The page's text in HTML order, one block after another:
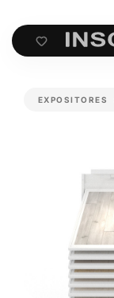
Cart
EXPOSITORES